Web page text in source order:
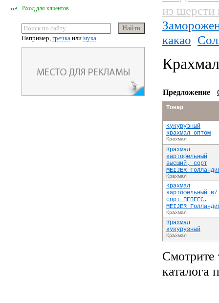
Вход для клиентов
Например, гречка или мука
из
какао
Крахмал
Предложение
Товар
Кукурузный
крахмал оптом
Крахмал
Крахмал
картофельный
высший, сорт
MEIJER
Крахмал
Крахмал
картофельный в/
сорт ПЕПЕЕС.
MEIJER
Крахмал
Крахмал
кукурузный
Крахмал
Смотрите
каталога